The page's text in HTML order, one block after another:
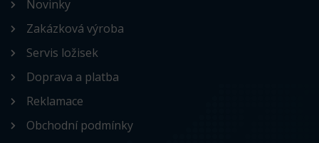
Novinky
Zakázková výroba
Servis ložisek
Doprava a platba
Reklamace
Obchodní podmínky